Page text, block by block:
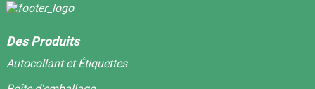
Des Produits
Autocollant et Étiquettes